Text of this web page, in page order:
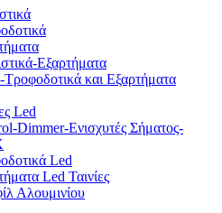
Εξαρτήματα
Τροφοδοτικά και Εξαρτήματα
Led
Dimmer-Ενισχυτές Σήματος-
Led
Led Ταινίες
Αλουμινίου